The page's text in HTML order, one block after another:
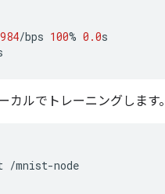
/bps 100% 0.0s
カルでトレーニングします。
/mnist-node